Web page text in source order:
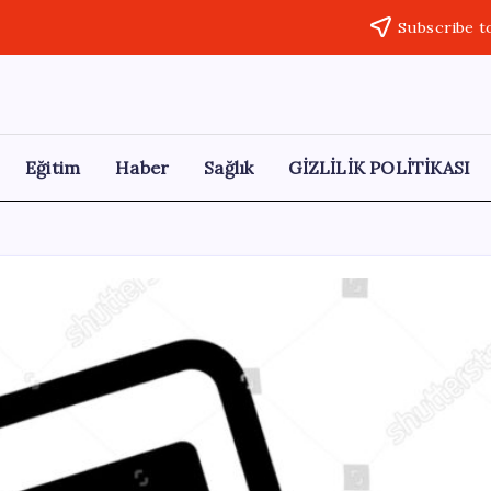
Subscribe
Eğitim Haber Sağlık GİZLİLİK POLİTİKASI